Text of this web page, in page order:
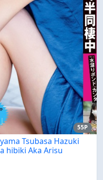
55P
Tsubasa Hazuki
hibiki Aka Arisu